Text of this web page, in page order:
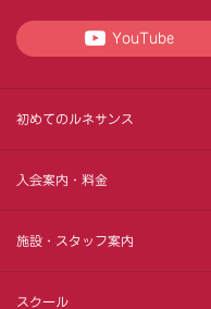
YouTube
初めてのルネサンス
入会案内・料金
施設・スタッフ案内
スクール